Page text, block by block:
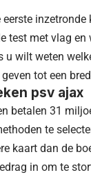
eerste
test met vlag
u wilt weten
tot een
psv ajax
betalen 31
te
kaart dan de
in om te